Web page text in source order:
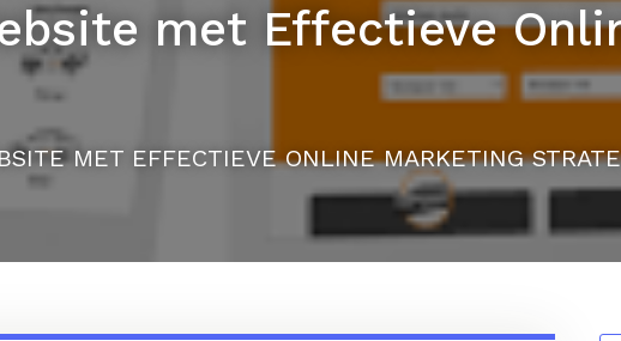
met Effectieve
MET EFFECTIEVE ONLINE MARKETING